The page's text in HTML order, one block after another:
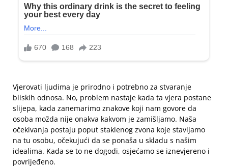
Vjerovati ljudima je prirodno i potrebno za stvaranje
bliskih odnosa. No, problem nastaje kada ta vjera postane
slijepa, kada zanemarimo znakove koji nam govore da
osoba možda nije onakva kakvom je zamišljamo. Naša
očekivanja postaju poput staklenog zvona koje stavljamo
na tu osobu, očekujući da se ponaša u skladu s našim
idealima. Kada se to ne dogodi, osjećamo se iznevjereno i
povrijeđeno.